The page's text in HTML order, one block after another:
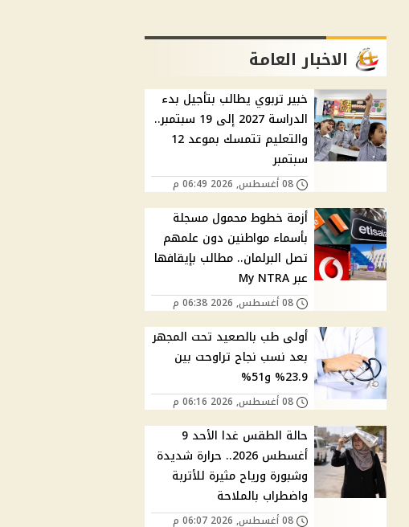
الاخبار العامة
خبير تربوي يطالب بتأجيل بدء
الدراسة 2027 إلى 19 سبتمبر..
والتعليم تتمسك بموعد 12
سبتمبر
08 أغسطس, 2026 06:49 م
أزمة خطوط محمول مسجلة
بأسماء مواطنين دون علمهم
تصل البرلمان.. مطالب بإيقافها
عبر My NTRA
08 أغسطس, 2026 06:38 م
أولى طب بالصعيد تحت المجهر
بعد نسب نجاح تراوحت بين
23.9% و51%
08 أغسطس, 2026 06:16 م
حالة الطقس غدا الأحد 9
أغسطس 2026.. حرارة شديدة
وشبورة ورياح مثيرة للأتربة
واضطراب بالملاحة
08 أغسطس, 2026 06:07 م